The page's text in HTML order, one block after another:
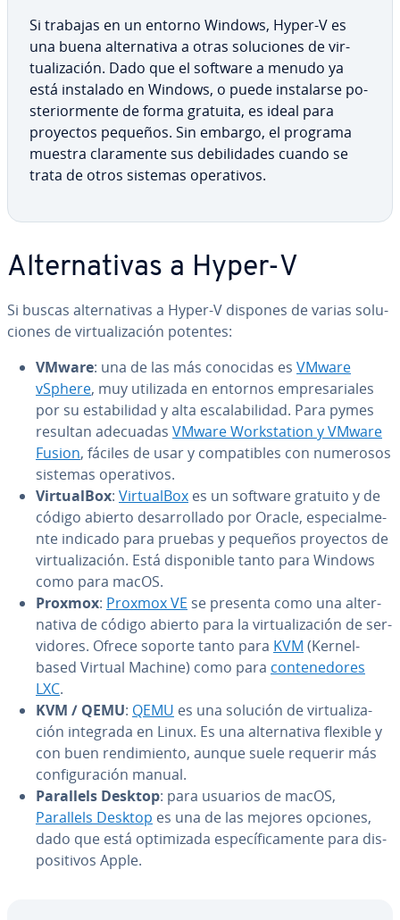
Si trabajas en un entorno Windows, Hyper-V es
una buena al­te­r­na­ti­va a otras so­lu­cio­nes de vi­r­
tua­li­za­ción. Dado que el software a menudo ya
está instalado en Windows, o puede in­s­ta­lar­se po­
s­te­rio­r­me­n­te de forma gratuita, es ideal para
proyectos pequeños. Sin embargo, el programa
muestra cla­ra­me­n­te sus de­bi­li­da­des cuando se
trata de otros sistemas ope­ra­ti­vos.
Al­te­r­na­ti­vas a Hyper-V
Si buscas al­te­r­na­ti­vas a Hyper-V dispones de varias so­lu­
cio­nes de vi­r­tua­li­za­ción potentes:
VMware: una de las más conocidas es VMware
vSphere, muy utilizada en entornos em­pre­sa­ria­les
por su es­ta­bi­li­dad y alta es­ca­la­bi­li­dad. Para pymes
resultan adecuadas VMware Wo­r­k­s­ta­tion y VMware
Fusion, fáciles de usar y co­m­pa­ti­bles con numerosos
sistemas ope­ra­ti­vos.
Vi­r­tua­l­Box: Vi­r­tua­l­Box es un software gratuito y de
código abierto de­sa­rro­lla­do por Oracle, es­pe­cia­l­me­
n­te indicado para pruebas y pequeños proyectos de
vi­r­tua­li­za­ción. Está di­s­po­ni­ble tanto para Windows
como para macOS.
Proxmox: Proxmox VE se presenta como una al­te­r­
na­ti­va de código abierto para la vi­r­tua­li­za­ción de se­r­
vi­do­res. Ofrece soporte tanto para KVM (Kernel-
based Virtual Machine) como para co­n­te­ne­do­res
LXC.
KVM / QEMU: QEMU es una solución de vi­r­tua­li­za­
ción integrada en Linux. Es una al­te­r­na­ti­va flexible y
con buen re­n­di­mie­n­to, aunque suele requerir más
co­n­fi­gu­ra­ción manual.
Parallels Desktop: para usuarios de macOS,
Parallels Desktop es una de las mejores opciones,
dado que está op­ti­mi­za­da es­pe­cí­fi­ca­me­n­te para di­s­
po­si­ti­vos Apple.